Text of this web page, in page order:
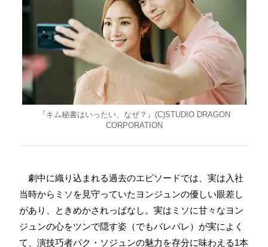
『キム秘書はいったい、なぜ？』(C)STUDIO DRAGON
CORPORATION
劇中に織り込まれる過去のエピソードでは、実は入社
当時からミソを見守っていたヨンジュンの優しい眼差し
があり、ときめかされっぱなし。実はミソに甘々なヨン
ジュンの心をツンで隠す姿（でもバレバレ）が実によく
て、演技巧者パク・ソジュンの魅力を存分に味わえる1本